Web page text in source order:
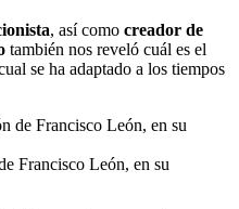
, así como creador de
también nos reveló cuál es el
se ha adaptado a los tiempos
Francisco León, en su